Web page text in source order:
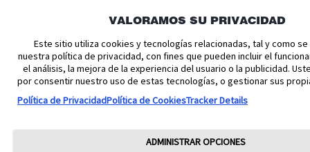
VALORAMOS SU PRIVACIDAD
Este sitio utiliza cookies y tecnologías relacionadas, tal y como
nuestra política de privacidad, con fines que pueden incluir el
el análisis, la mejora de la experiencia del usuario o la publicidad.
por consentir nuestro uso de estas tecnologías, o gestionar sus
Política de PrivacidadPolítica de CookiesTracker Details
ADMINISTRAR OPCIONES